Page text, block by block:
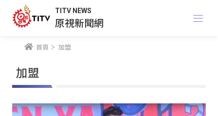
TITV NEWS
原視新聞網
首頁 加盟
加盟